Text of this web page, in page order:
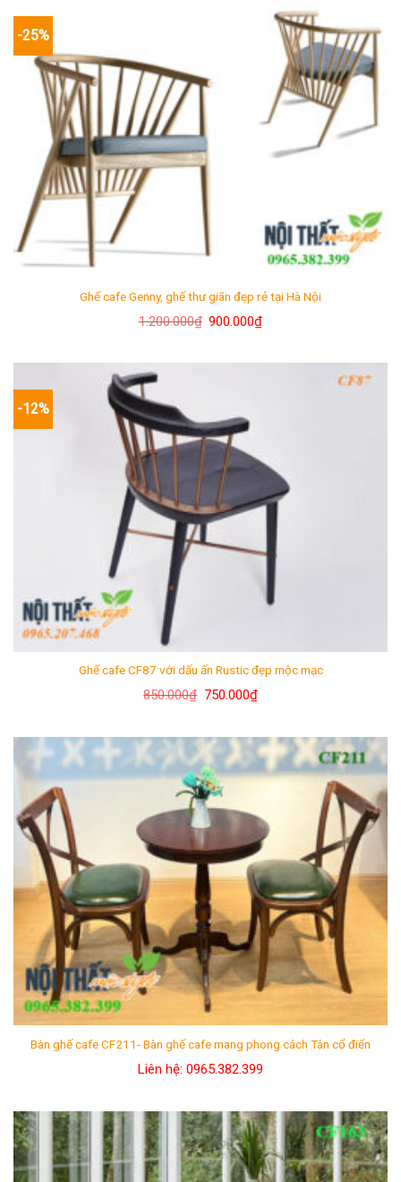
-25%
Ghế cafe Genny, ghế thư giãn đẹp rẻ tại Hà Nội
1.200.000₫ Giá
1.200.000₫.
900.000₫Giá
là:
-12%
Ghế cafe CF87 với dấu ấn Rustic đẹp mộc mạc
850.000₫ Giá
850.000₫.
750.000₫Giá
là:
750.000₫.
Bàn ghế cafe CF211- Bàn ghế cafe mang phong cách Tân cổ điển
Liên hệ: 0965.382.399